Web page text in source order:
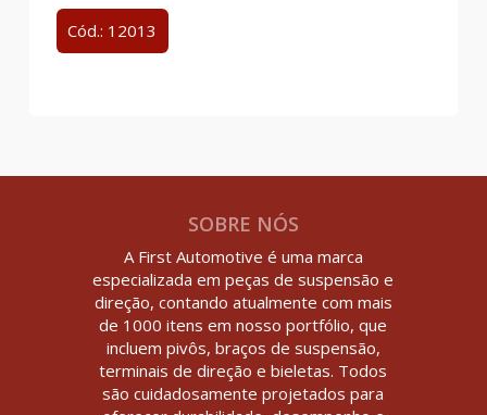
Cód.: 12013
SOBRE NÓS
A First Automotive é uma marca
especializada em peças de suspensão e
direção, contando atualmente com mais
de 1000 itens em nosso portfólio, que
incluem pivôs, braços de suspensão,
terminais de direção e bieletas. Todos
são cuidadosamente projetados para